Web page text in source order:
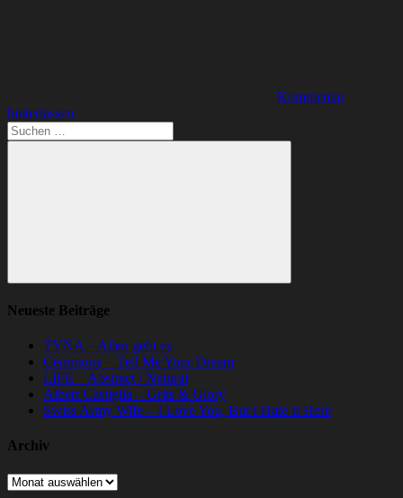
Kommentar
hinterlassen
Suchen
nach:
Suchen
Neueste Beiträge
TYNA – Allen geht es
Ceremony – Tell Me Your Dream
LIFE – Abstract / Natural
Albert Castiglia – Grits & Glory
Swiss Army Wife – I Love You, But I Hate It Here
Archiv
Archiv